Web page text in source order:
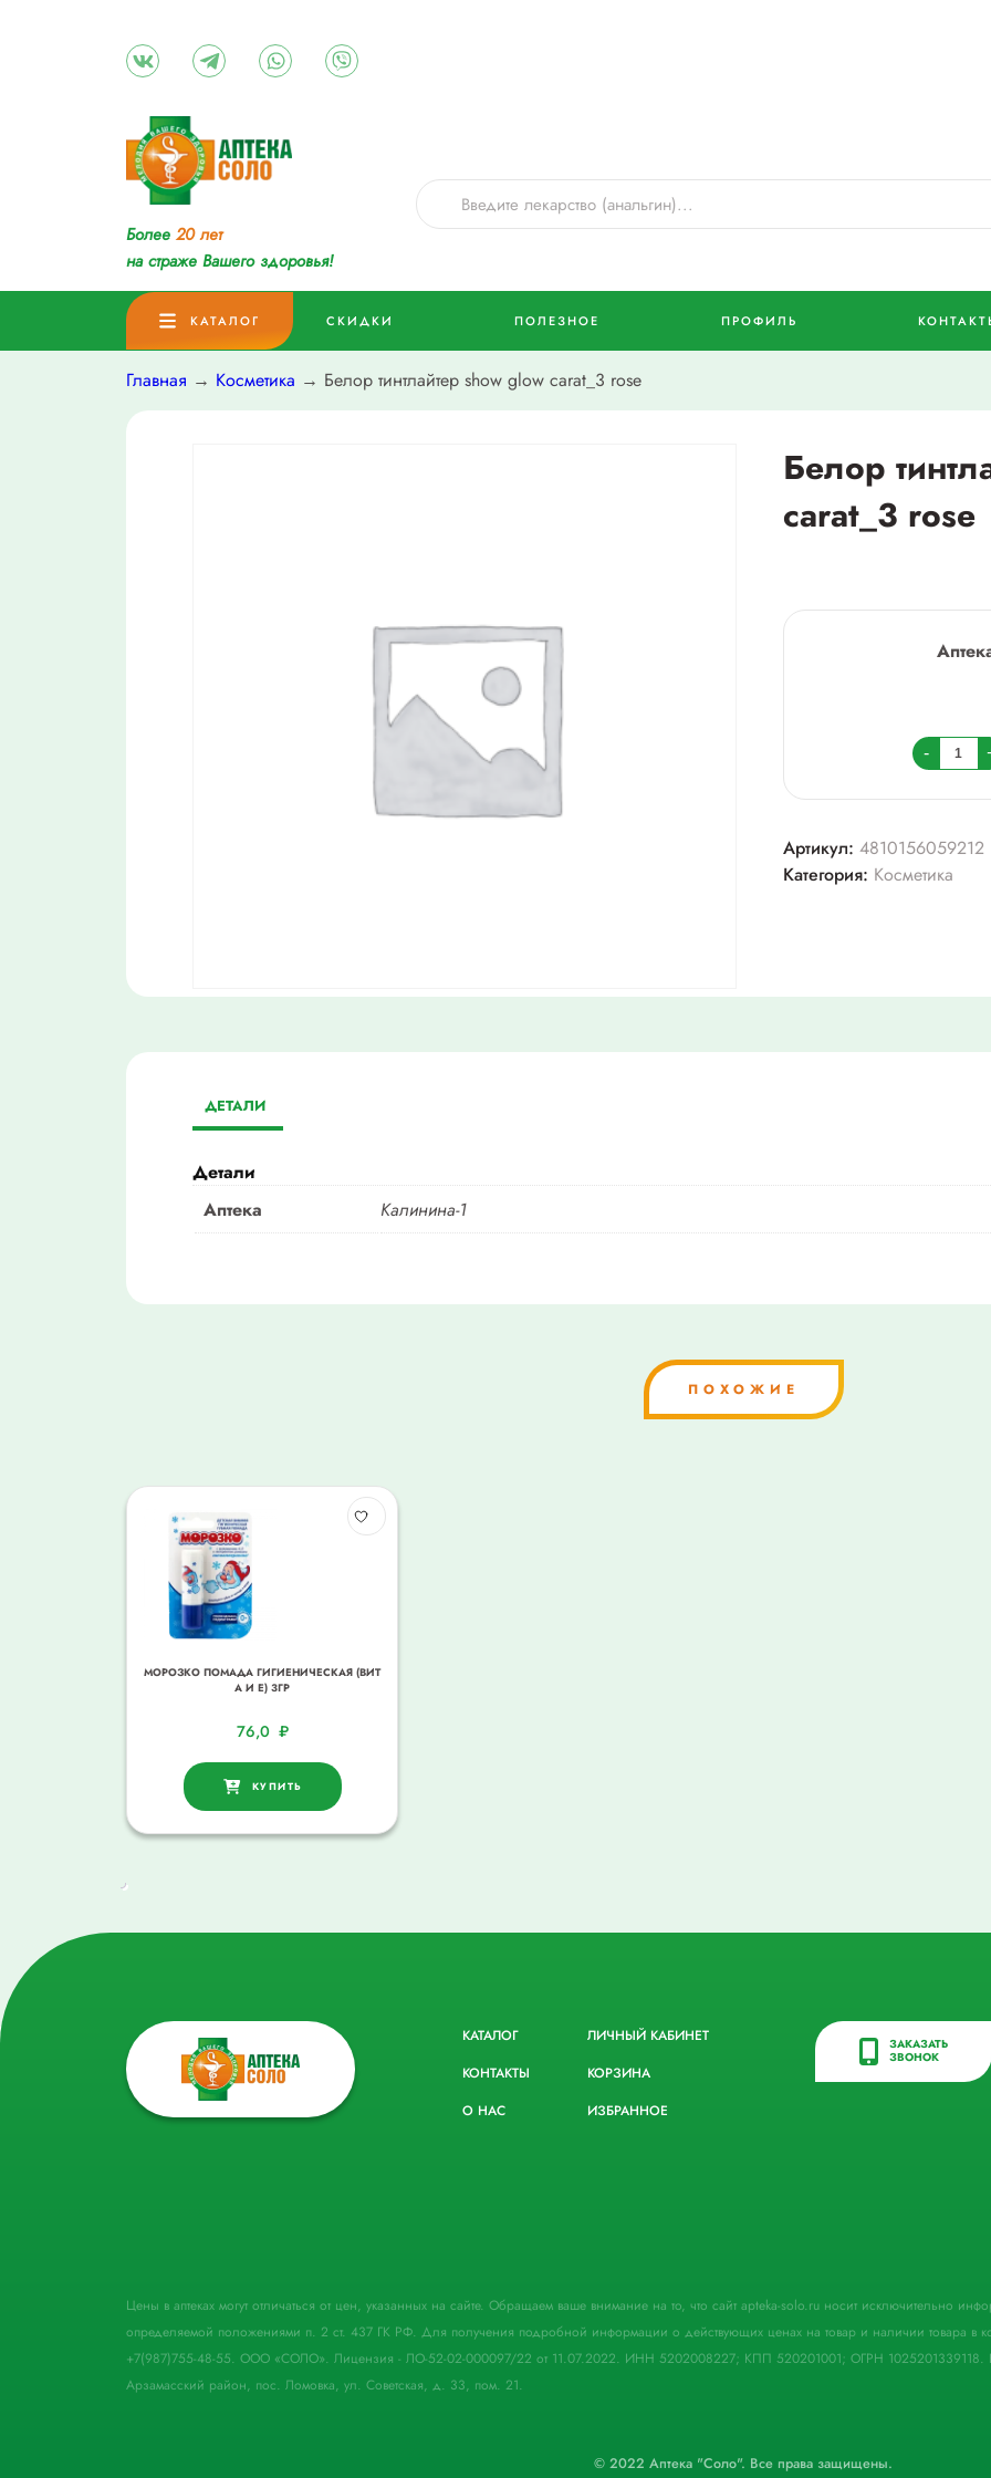
Более 20 лет
на страже Вашего здоровья!
КАТАЛОГ СКИДКИ ПОЛЕЗНОЕ ПРОФИЛЬ
Главная → Косметика → Белор тинтлайтер show glow carat_3 rose
Белор
carat_3 rose
-
товара
Белор
show
glow
Артикул: 4810156059212
Категория: Косметика
ДЕТАЛИ
Детали
Аптека
Калинина-1
ПОХОЖИЕ
МОРОЗКО ПОМАДА ГИГИЕНИЧЕСКАЯ (ВИТ
А И Е) 3ГР
76,0 ₽
КУПИТЬ
КАТАЛОГ
КОНТАКТЫ
О НАС
ЛИЧНЫЙ КАБИНЕТ
КОРЗИНА
ИЗБРАННОЕ
ЗАКАЗАТЬ
ЗВОНОК
Цены в аптеках могут отличаться от цен, указанных на сайте. Обращаем ваше внимание на то, что сайт apteka-solo.ru носит исключительно
определяемой положениями п. 2 ст. 437 ГК РФ. Для получения подробной информации о действующих ценах на товар и наличии товара в
+7(987)755-48-55. ООО «СОЛО». Лицензия - ЛО-52-02-000097/22 от 11.07.2022. ИНН 5202008227; КПП 520201001; ОГРН 1025201339118.
Арзамасский район, пос. Ломовка, ул. Советская, д. 33, пом. 21.
© 2022 Аптека "Соло". Все права защищены.